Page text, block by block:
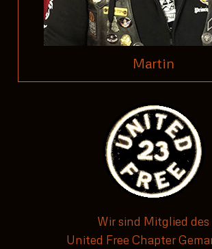
Martin
Wir sind Mitglied des
United Free Chapter